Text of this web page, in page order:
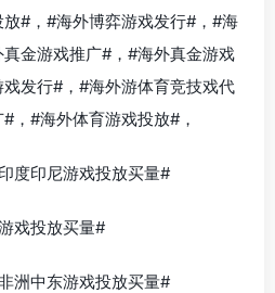
#，#海外博弈游戏发行#，#海
金游戏推广#，#海外真金游戏
发行#，#海外游体育竞技戏代
，#海外体育游戏投放#，
度印尼游戏投放买量#
戏投放买量#
洲中东游戏投放买量#